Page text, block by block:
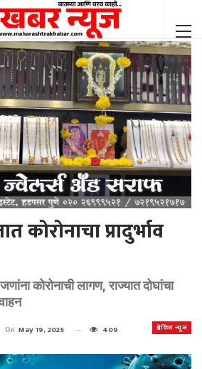
कोरोनाचा प्रादुर्भाव
कोरोनाची लागण, राज्यात दोघांचा
ब्रेकिंग न्यूज
On May 19, 2025 409